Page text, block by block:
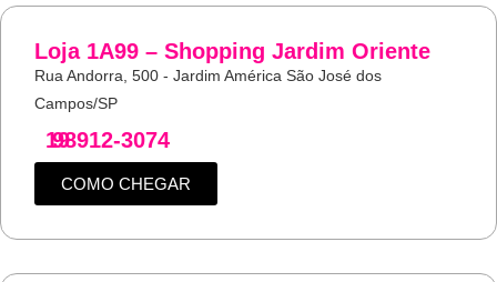
Loja 1A99 – Shopping Jardim Oriente
Rua Andorra, 500 - Jardim América São José dos
Campos/SP
19
98912-3074
COMO CHEGAR